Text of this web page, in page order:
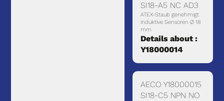
SI18-A5 NC AD3
ATEX-Staub genehmigt
induktive Sensoren Ø 18
mm
Details about :
Y18000014
AECO Y18000015
SI18-C5 NPN NO